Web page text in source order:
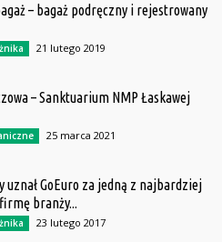
– bagaż podręczny i rejestrowany
21 lutego 2019
– Sanktuarium NMP Łaskawej
25 marca 2021
uznał GoEuro za jedną z najbardziej
branży...
23 lutego 2017